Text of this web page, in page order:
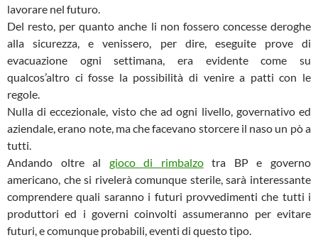
lavorare nel futuro.
Del resto, per quanto anche li non fossero concesse deroghe
alla sicurezza, e venissero, per dire, eseguite prove di
evacuazione ogni settimana, era evidente come su
qualcos’altro ci fosse la possibilità di venire a patti con le
regole.
Nulla di eccezionale, visto che ad ogni livello, governativo ed
aziendale, erano note, ma che facevano storcere il naso un pò a
tutti.
Andando oltre al gioco di rimbalzotra BP e governo
americano, che si rivelerà comunque sterile, sarà interessante
comprendere quali saranno i futuri provvedimenti che tutti i
produttori ed i governi coinvolti assumeranno per evitare
futuri, e comunque probabili, eventi di questo tipo.